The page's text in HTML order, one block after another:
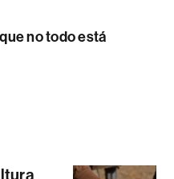
no todo está